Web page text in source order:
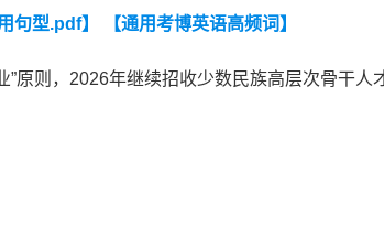
句型.pdf】 【通用考博英语高频词】
原则，2026年继续招收少数民族高层次骨干人